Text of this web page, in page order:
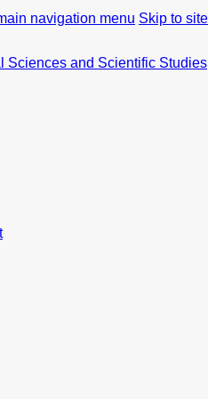
navigation menu Skip to
Sciences and Scientific Studies